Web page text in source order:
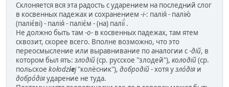
Склоняется вся эта радость с ударением на последний слог
в косвенных падежах и сохранением -і-: палія́ - палію́
(паліє́ві) - палія́ - паліє́м - (на) палії́ .
Не должно быть там -о- в косвенных падежах, там ятем
сквозит, скорее всего. Вполне возможно, что это
переосмысление или выравнивание по аналогии с-дій, в
котором был ять: злодій(ср. русское "злодей"), колодій(ср.
польское kołodziej"колёсник"), добродій- хотя узло́дія и
добро́діяударение не туда.